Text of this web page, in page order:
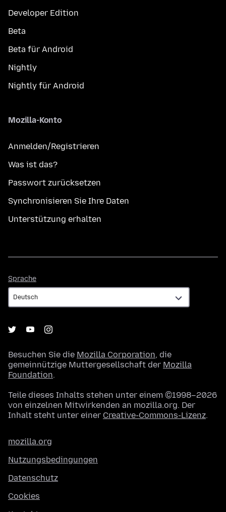
Developer Edition
Beta
Beta für Android
Nightly
Nightly für Android
Mozilla-Konto
Anmelden/Registrieren
Was ist das?
Passwort zurücksetzen
Synchronisieren Sie Ihre Daten
Unterstützung erhalten
Sprache
Besuchen Sie die Mozilla Corporation, die
gemeinnützige Muttergesellschaft der Mozilla
Foundation.
Teile dieses Inhalts stehen unter einem ©1998–2026
von einzelnen Mitwirkenden an mozilla.org. Der
Inhalt steht unter einer Creative-Commons-Lizenz.
mozilla.org
Nutzungsbedingungen
Datenschutz
Cookies